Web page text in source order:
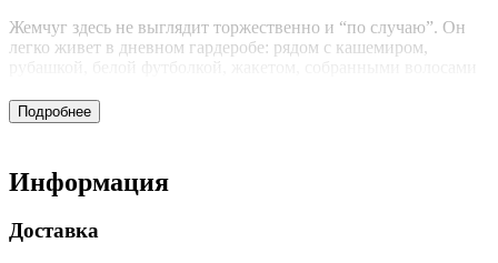
Жемчуг здесь не выглядит торжественно и “по случаю”. Он
легко живет в дневном гардеробе: рядом с кашемиром,
рубашкой, белой футболкой, жакетом, собранными волосами
живую фактуру и убирают чрезмерную правильность.
спорят с другими украшениями и хорошо сочетаются с колье,
Информация
Доставка